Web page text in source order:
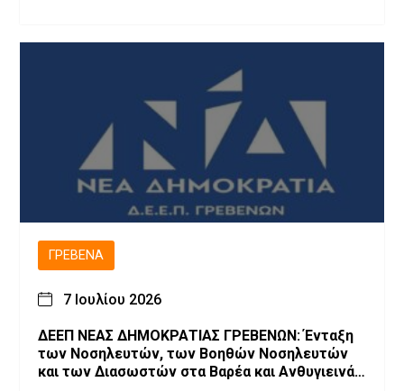
ΓΡΕΒΕΝΆ
7 Ιουλίου 2026
ΔΕΕΠ ΝΕΑΣ ΔΗΜΟΚΡΑΤΙΑΣ ΓΡΕΒΕΝΩΝ: Ένταξη
των Νοσηλευτών, των Βοηθών Νοσηλευτών
και των Διασωστών στα Βαρέα και Ανθυγιεινά